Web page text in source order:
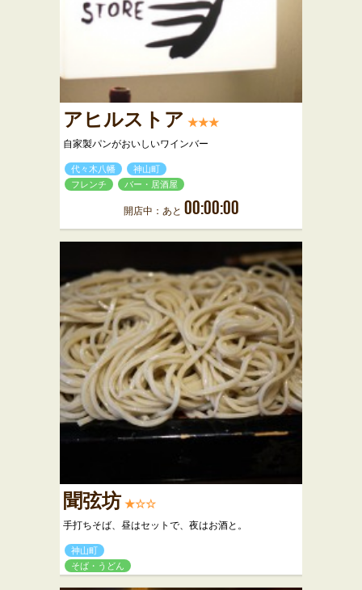
アヒルストア ★★★
自家製パンがおいしいワインバー
代々木八幡
神山町
フレンチ
バー・居酒屋
開店中：あと 00:00:00
聞弦坊 ★☆☆
手打ちそば、昼はセットで、夜はお酒と。
神山町
そば・うどん